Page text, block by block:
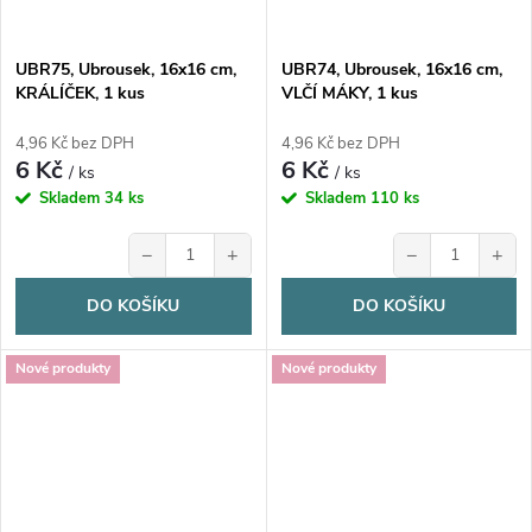
UBR75, Ubrousek, 16x16 cm,
KRÁLÍČEK, 1 kus
4,96 Kč bez DPH
6 Kč/ ks
Skladem 34 ks
− +
DO KOŠÍKU
UBR74, Ubrousek, 16x16 cm,
VLČÍ MÁKY, 1 kus
4,96 Kč bez DPH
6 Kč/ ks
Skladem 110 ks
− +
DO KOŠÍKU
Nové produkty Nové produkty